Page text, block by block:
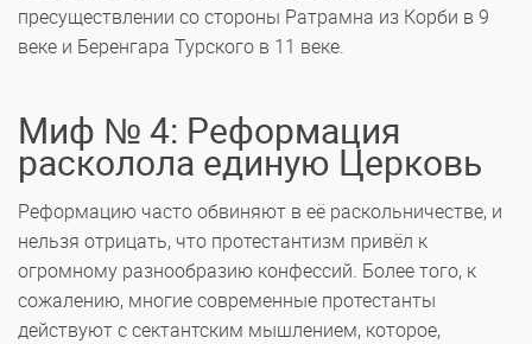
пресуществлении со стороны Ратрамна из Корби в 9
веке и Беренгара Турского в 11 веке.
Миф № 4: Реформация
расколола единую Церковь
Реформацию часто обвиняют в её раскольничестве, и
нельзя отрицать, что протестантизм привёл к
огромному разнообразию конфессий. Более того, к
сожалению, многие современные протестанты
действуют с сектантским мышлением, которое,